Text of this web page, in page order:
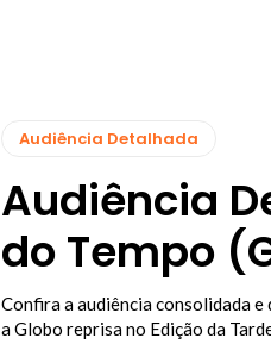
Audiência Detalhada
Audiência
do Tempo
Confira a audiência consolidada e
a Globo reprisa no Edição da